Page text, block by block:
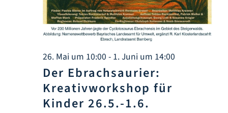
Leichte Sprache26. Mai um 10:00 - 1. Juni um 14:00
Der Ebrachsaurier:
Kreativworkshop für
Kinder 26.5.-1.6.